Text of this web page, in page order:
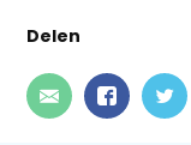
Delen